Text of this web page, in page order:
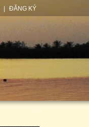
ĐĂNG KÝ